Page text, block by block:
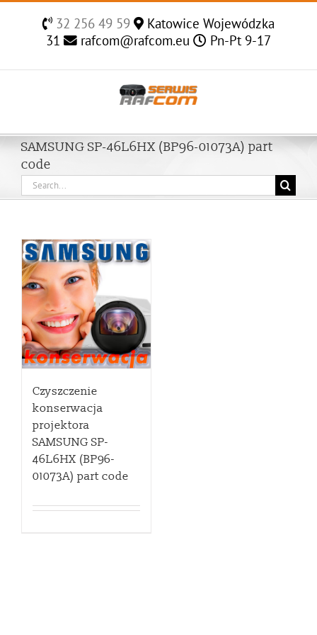
32 256 49 59
Katowice Wojewódzka
31
rafcom@rafcom.eu Pn-Pt 9-17
SAMSUNG SP-46L6HX (BP96-01073A) part
code
Search
for:
Czyszczenie
konserwacja
projektora
SAMSUNG SP-
46L6HX (BP96-
01073A) part code